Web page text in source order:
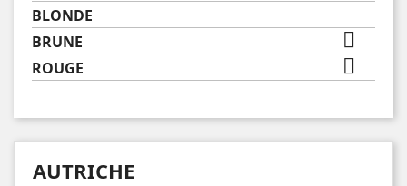
BLONDE
BRUNE

ROUGE 
AUTRICHE